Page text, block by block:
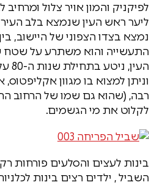
לפיקניק והמון אויר צלול ומרחיב
ליער ראש העין שנמצא בלב
נמצא בצדו הצפוני של היישוב,
וניתן למצוא בו מגוון אקליפטוס,
רבה, (שהוא גם שמו של הרחוב
לקלוט את מי הגשמים.
בינות לעצים והסלעים פורחות
השביל , ילדים רצים בינות